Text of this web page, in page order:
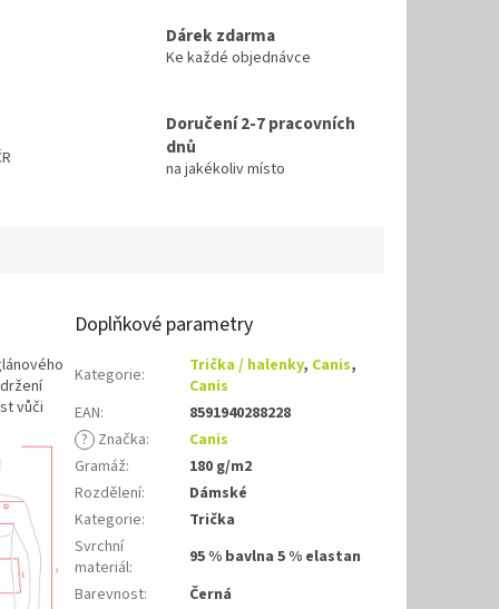
Dárek zdarma
Ke každé objednávce
Doručení 2-7 pracovních
dnů
na jakékoliv místo
vůči
Doplňkové parametry
Kategorie: Trička / halenky, Canis,
Canis
EAN:
8591940288228
? Značka:
Canis
Gramáž:
180 g/m2
Rozdělení:
Dámské
Kategorie:
Trička
Svrchní
materiál:
95 % bavlna 5 % elastan
Barevnost:
Černá